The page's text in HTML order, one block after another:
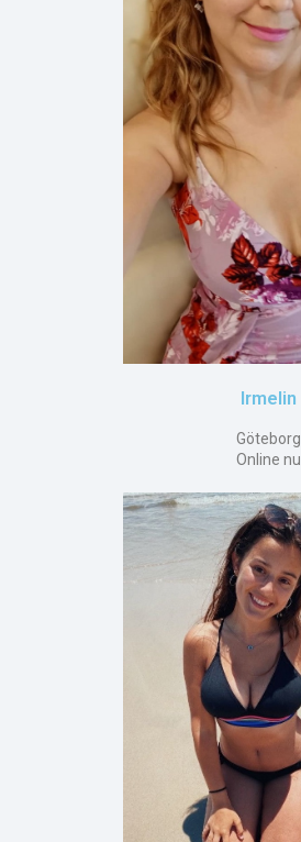
Irmelin
Göteborg
Online nu